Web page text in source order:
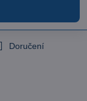
Doručení